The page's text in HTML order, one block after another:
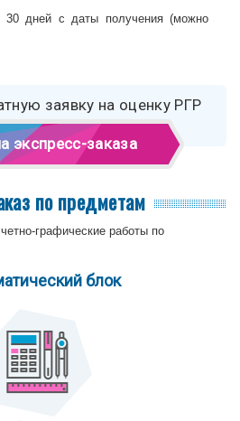
30 дней с даты получения (можно
заявку на оценку РГР
экспресс-заказа
по предметам
графические работы по
блок